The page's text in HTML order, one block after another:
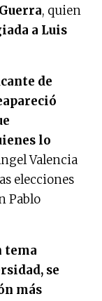
, quien
a Luis
de
lo
Valencia
elecciones
Pablo
tema
se
más